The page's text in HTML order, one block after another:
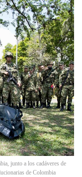
junto a los cadáveres de
de Colombia